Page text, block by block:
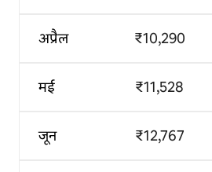
अप्रैल
मई
जून
₹10,290
₹11,528
₹12,767